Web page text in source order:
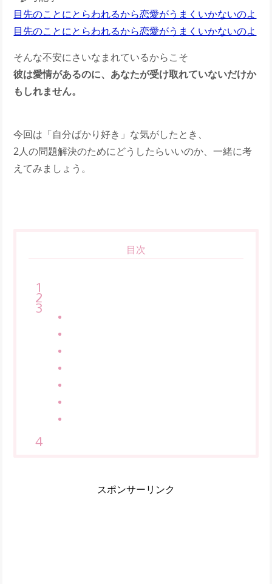
目先のことにとらわれるから恋愛がうまくいかないのよ
目先のことにとらわれるから恋愛がうまくいかないのよ
そんな不安にさいなまれているからこそ
彼は愛情があるのに、あなたが受け取れていないだけか
もしれません。
今回は「自分ばかり好き」な気がしたとき、
2人の問題解決のためにどうしたらいいのか、一緒に考
えてみましょう。
目次
スポンサーリンク